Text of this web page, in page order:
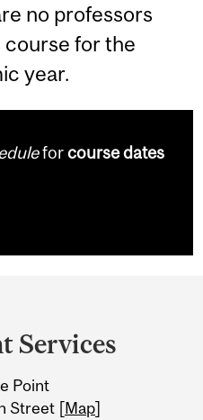
no professors
for the
year.
forcourse dates
Services
Point
Street [Map]